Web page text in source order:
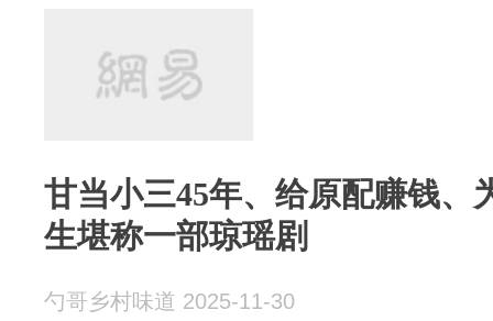
甘当小三45年、给原配赚钱、
生堪称一部琼瑶剧
勺哥乡村味道 2025-11-30